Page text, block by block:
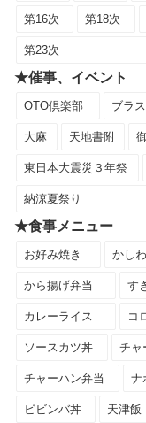
第16次 第18次
第23次
★催事、イベント
OTO倶楽部 ブラ
大麻 天地書附
東日本大震災３年祭
納涼夏祭り
★食事メニュー
お好み焼き かし
から揚げ弁当 す
カレーライス コ
ソースカツ丼 チャ
チャーハン弁当 ナ
ビビンバ丼 天津飯